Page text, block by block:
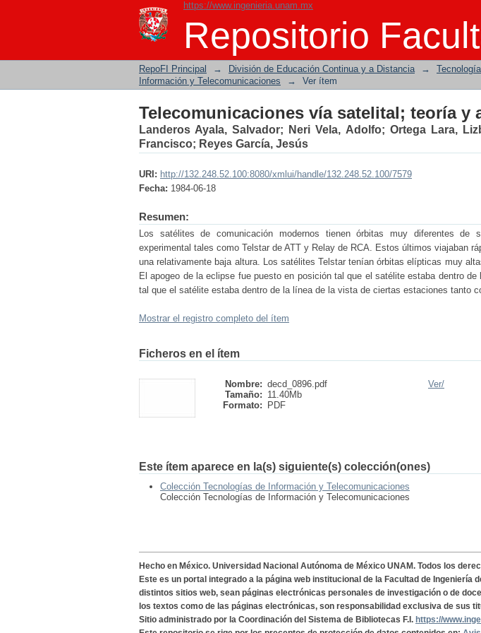
https://www.ingenieria.unam.mx
Repositorio
Telecomunicaciones vía satelital; teoría y
RepoFI Principal → División de Educación Continua y a Distancia →
Información y Telecomunicaciones
→ Ver ítem
Telecomunicaciones vía satelital; teoría y
Landeros Ayala, Salvador; Neri Vela, Adolfo; Ortega Lara,
Francisco; Reyes García, Jesús
URI: http://132.248.52.100:8080/xmlui/handle/132.248.52.100/7579
Fecha: 1984-06-18
Resumen:
Los satélites de comunicación modernos tienen órbitas muy diferentes de
experimental tales como Telstar de ATT y Relay de RCA. Estos últimos viajaban
una relativamente baja altura. Los satélites Telstar tenían órbitas elípticas muy
El apogeo de la eclipse fue puesto en posición tal que el satélite estaba dentro
tal que el satélite estaba dentro de la línea de la vista de ciertas estaciones tanto
Mostrar el registro completo del ítem
Ficheros en el ítem
Nombre: decd_0896.pdf
Tamaño: 11.40Mb
Formato:
PDF
Ver/
Este ítem aparece en la(s) siguiente(s) colección(ones)
Colección Tecnologías de Información y Telecomunicaciones
Colección Tecnologías de Información y Telecomunicaciones
Hecho en México. Universidad Nacional Autónoma de México UNAM. Todos los
Este es un portal integrado a la página web institucional de la Facultad de
distintos sitios web, sean páginas electrónicas personales de investigación o de
los textos como de las páginas electrónicas, son responsabilidad exclusiva de sus
Sitio administrado por la Coordinación del Sistema de Bibliotecas F.I. https://